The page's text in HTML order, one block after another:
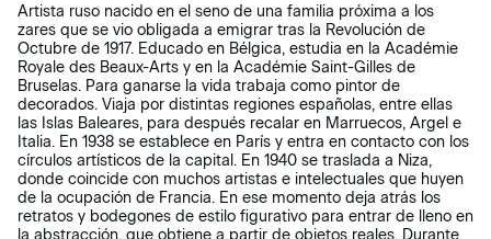
Artista ruso nacido en el seno de una familia próxima a los
zares que se vio obligada a emigrar tras la Revolución de
Octubre de 1917. Educado en Bélgica, estudia en la Académie
Royale des Beaux-Arts y en la Académie Saint-Gilles de
Bruselas. Para ganarse la vida trabaja como pintor de
decorados. Viaja por distintas regiones españolas, entre ellas
las Islas Baleares, para después recalar en Marruecos, Argel e
Italia. En 1938 se establece en París y entra en contacto con los
círculos artísticos de la capital. En 1940 se traslada a Niza,
donde coincide con muchos artistas e intelectuales que huyen
de la ocupación de Francia. En ese momento deja atrás los
retratos y bodegones de estilo figurativo para entrar de lleno en
la abstracción, que obtiene a partir de objetos reales. Durante